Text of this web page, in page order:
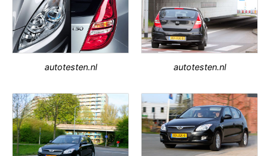
autotesten.nl autotesten.nl